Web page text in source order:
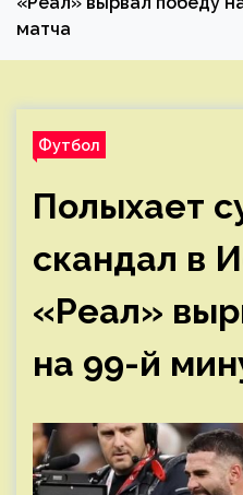
матча
Футбол
Полыхает
скандал в
«Реал»
на 99-й